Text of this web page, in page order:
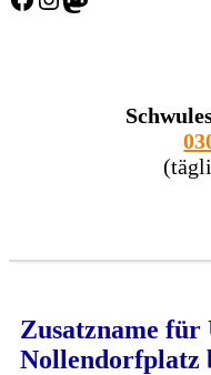
Zusatzname für
Nollendorfplatz